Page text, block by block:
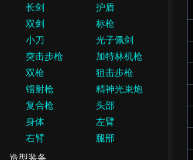
长剑
护盾
双剑
标枪
小刀
光子佩剑
突击步枪
加特林机枪
双枪
狙击步枪
镭射枪
精神光束炮
复合枪
头部
身体
左臂
右臂
腿部